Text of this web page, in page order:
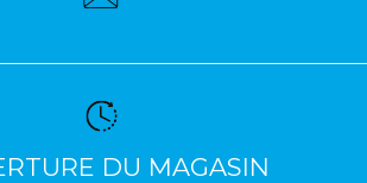
DU MAGASIN